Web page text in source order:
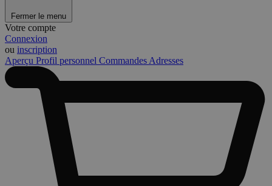
Fermer le menu
Votre compte
Connexion
ou inscription
Aperçu Profil personnel Commandes Adresses